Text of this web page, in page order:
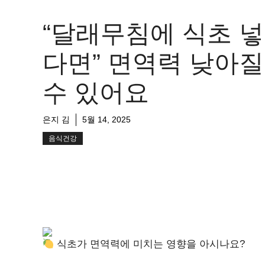
“달래무침에 식초
다면” 면역력 낮아질
수 있어요
은지 김 5월 14, 2025
음식건강
식초가 면역력에 미치는 영향을 아시나요?